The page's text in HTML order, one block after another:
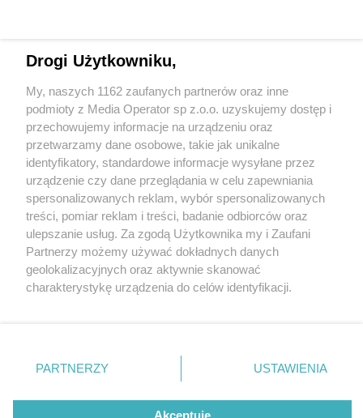
5 / 0
Wydawca mediów lokalnych
Nie zapomnij
zapoznać się z:
polityką prywatności regulamin korzystania z portali
Twojemiasto
Piekary Śląskie
Chorzów
Tarnowskie Góry
Gliwice
Skontakuj sięz nami
Kontakt
Wydawca
Redakcja
Drogi Użytkowniku,
My, naszych 1162 zaufanych partnerów oraz inne
podmioty z Media Operator sp z.o.o. uzyskujemy dostęp i
przechowujemy informacje na urządzeniu oraz
przetwarzamy dane osobowe, takie jak unikalne
identyfikatory, standardowe informacje wysyłane przez
urządzenie czy dane przeglądania w celu zapewniania
spersonalizowanych reklam, wybór spersonalizowanych
treści, pomiar reklam i treści, badanie odbiorców oraz
ulepszanie usług. Za zgodą Użytkownika my i Zaufani
Partnerzy możemy używać dokładnych danych
geolokalizacyjnych oraz aktywnie skanować
charakterystykę urządzenia do celów identyfikacji.
zmienić/wycofać klikając przycisk ustawień prywatności
znajdujący się w lewym dolnym rogu strony
rodzaje przetwarzania danych nie wymagają zgody
użytkownika, ale masz prawo sprzeciwić się takiemu
PARTNERZY USTAWIENIA
Akceptuję